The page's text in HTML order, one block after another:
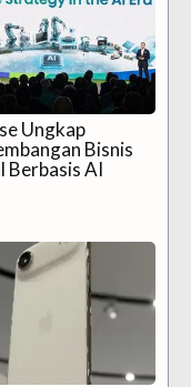
Ungkap
Bisnis
Berbasis AI